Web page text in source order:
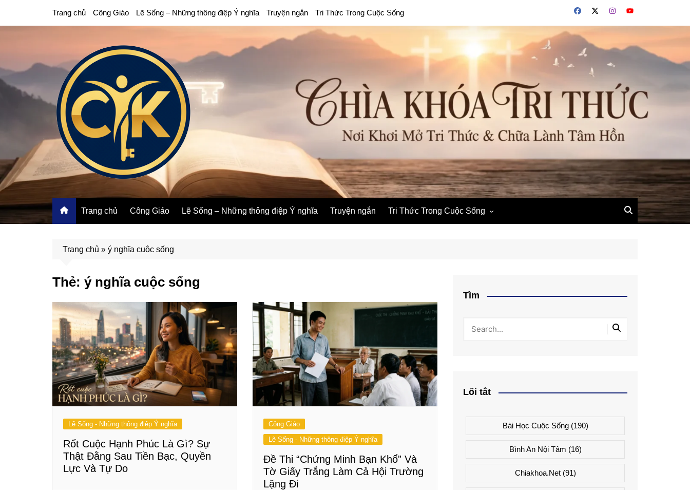
Trang chủ Công Giáo Lẽ Sống – Những thông điệp Ý nghĩa Truyện ngắn Tri Thức Trong Cuộc Sống
Trang chủ Công Giáo Lẽ Sống – Những thông điệp Ý nghĩa Truyện ngắn Tri Thức Trong Cuộc Sống
Trang chủ » ý nghĩa cuộc sống
Thẻ: ý nghĩa cuộc sống
Lẽ Sống - Những thông điệp Ý nghĩa
Rốt Cuộc Hạnh Phúc Là Gì? Sự
Thật Đằng Sau Tiền Bạc, Quyền
Lực Và Tự Do
Công Giáo
Lẽ Sống - Những thông điệp Ý nghĩa
Đề Thi “Chứng Minh Bạn Khổ” Và
Tờ Giấy Trắng Làm Cả Hội Trường
Lặng Đi
Tìm
Lối tắt
Bài Học Cuộc Sống(190)
Bình An Nội Tâm (16)
Chiakhoa.net(91)